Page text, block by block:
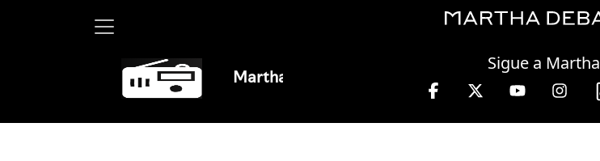
Sigue a Martha
Martha Debayle en W, lunes a viernes de 10 a 13 hrs.